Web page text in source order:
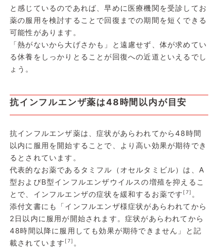
と感じているのであれば、早めに医療機関を受診してお
薬の服用を検討することで回復までの期間を短くできる
可能性があります。
「熱がないから大げさかも」と遠慮せず、体が求めてい
る休養をしっかりとることが回復への近道といえるでし
ょう。
抗インフルエンザ薬は48時間以内が目安
抗インフルエンザ薬は、症状があらわれてから48時間
以内に服用を開始することで、より高い効果が期待でき
るとされています。
代表的なお薬であるタミフル（オセルタミビル）は、A
型およびB型インフルエンザウイルスの増殖を抑えるこ
とで、インフルエンザの症状を緩和するお薬です [7] 。
添付文書にも「インフルエンザ様症状があらわれてから
2日以内に服用が開始されます。症状があらわれてから
48時間以降に服用しても効果が期待できません」と記
載されています [7] 。